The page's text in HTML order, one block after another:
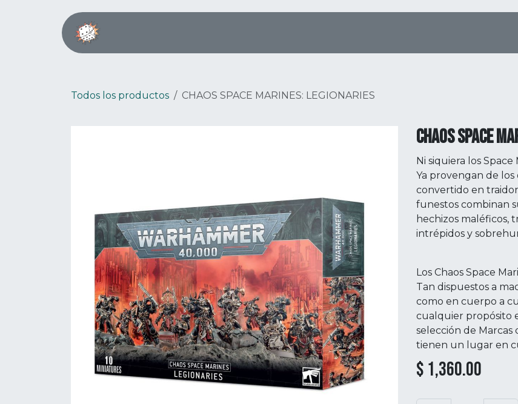
Todos los productos CHAOS SPACE MARINES: LEGIONARIES
CHAOS SPACE
Ni siquiera los
Ya provengan de los
convertido en
funestos combinan
hechizos maléficos,
intrépidos y
Los Chaos Space
Tan dispuestos a
como en cuerpo a
cualquier propósito
selección de Marcas
tienen un lugar en
$ 1,360.00